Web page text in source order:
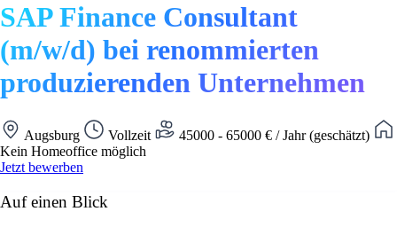
SAP Finance Consultant
(m/w/d) bei renommierten
produzierenden Unternehmen
Augsburg Vollzeit
45000 - 65000 € / Jahr (geschätzt)
Kein Homeoffice möglich
Jetzt bewerben
Auf einen Blick